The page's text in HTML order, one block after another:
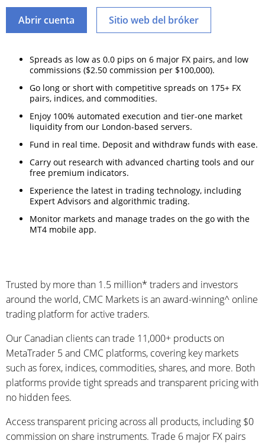
Abrir cuenta Sitio web del bróker
Spreads as low as 0.0 pips on 6 major FX pairs, and low
commissions ($2.50 commission per $100,000).
Go long or short with competitive spreads on 175+ FX
pairs, indices, and commodities.
Enjoy 100% automated execution and tier-one market
liquidity from our London-based servers.
Fund in real time. Deposit and withdraw funds with ease.
Carry out research with advanced charting tools and our
free premium indicators.
Experience the latest in trading technology, including
Expert Advisors and algorithmic trading.
Monitor markets and manage trades on the go with the
MT4 mobile app.
Trusted by more than 1.5 million* traders and investors
around the world, CMC Markets is an award-winning^ online
trading platform for active traders.
Our Canadian clients can trade 11,000+ products on
MetaTrader 5 and CMC platforms, covering key markets
such as forex, indices, commodities, shares, and more. Both
platforms provide tight spreads and transparent pricing with
no hidden fees.
Access transparent pricing across all products, including $0
commission on share instruments. Trade 6 major FX pairs